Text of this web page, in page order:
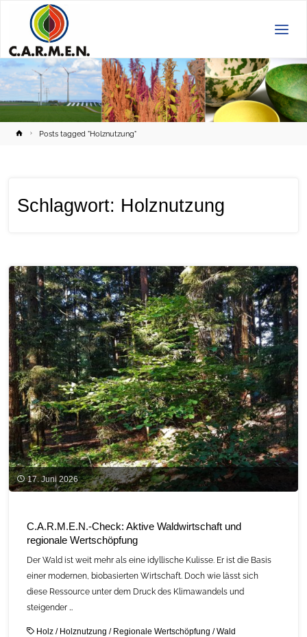
HomePosts tagged "Holznutzung"
Schlagwort: Holznutzung
17. Juni 2026
C.A.R.M.E.N.-Check: Aktive Waldwirtschaft und
regionale Wertschöpfung
Der Wald ist weit mehr als eine idyllische Kulisse. Er ist die Basis
einer modernen, biobasierten Wirtschaft. Doch wie lässt sich
diese Ressource unter dem Druck des Klimawandels und
steigender …
Holz / Holznutzung / Regionale Wertschöpfung /Wald